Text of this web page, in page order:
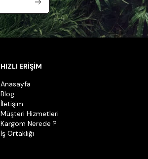
HIZLI ERİŞİM
Anasayfa
Blog
İletişim
Müşteri Hizmetleri
Kargom Nerede ?
İş Ortaklığı